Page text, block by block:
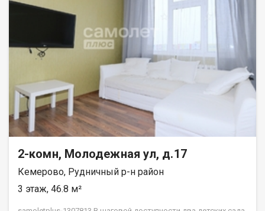
2-комн, Молодежная ул, д.17
Кемерово, Рудничный р-н район
3 этаж, 46.8 м²